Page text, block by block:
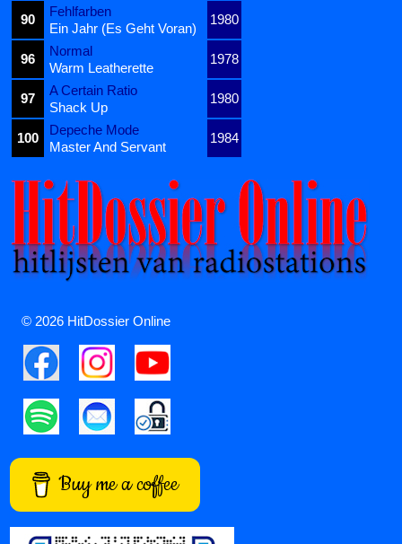
90
Fehlfarben
1980
Ein Jahr (Es Geht Voran)
96
Normal
1978
Warm Leatherette
97
A Certain Ratio
1980
Shack Up
100
Depeche Mode
1984
Master And Servant
© 2026 HitDossier Online
Buy me a coffee